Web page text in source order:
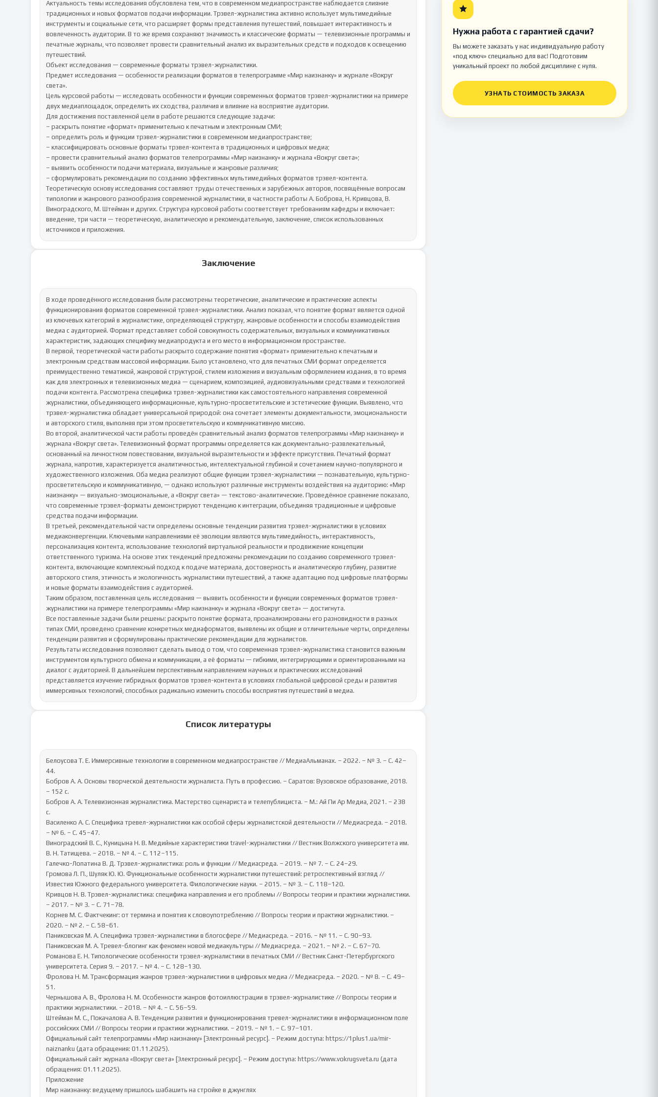
Актуальность темы исследования обусловлена тем, что в современном медиапространстве наблюдается слияние
традиционных и новых форматов подачи информации. Трэвел-журналистика активно использует мультимедийные
инструменты и социальные сети, что расширяет формы представления путешествий, повышает интерактивность и
вовлеченность аудитории. В то же время сохраняют значимость и классические форматы — телевизионные программы и
печатные журналы, что позволяет провести сравнительный анализ их выразительных средств и подходов к освещению
путешествий.
Объект исследования — современные форматы трэвел-журналистики.
Предмет исследования — особенности реализации форматов в телепрограмме «Мир наизнанку» и журнале «Вокруг
света».
Цель курсовой работы — исследовать особенности и функции современных форматов трэвел-журналистики на примере
двух медиаплощадок, определить их сходства, различия и влияние на восприятие аудитории.
Для достижения поставленной цели в работе решаются следующие задачи:
– раскрыть понятие «формат» применительно к печатным и электронным СМИ;
– определить роль и функции трэвел-журналистики в современном медиапространстве;
– классифицировать основные форматы трэвел-контента в традиционных и цифровых медиа;
– провести сравнительный анализ форматов телепрограммы «Мир наизнанку» и журнала «Вокруг света»;
– выявить особенности подачи материала, визуальные и жанровые различия;
– сформулировать рекомендации по созданию эффективных мультимедийных форматов трэвел-контента.
Теоретическую основу исследования составляют труды отечественных и зарубежных авторов, посвящённые вопросам
типологии и жанрового разнообразия современной журналистики, в частности работы А. Боброва, Н. Кривцова, В.
Виноградского, М. Штейман и других. Структура курсовой работы соответствует требованиям кафедры и включает:
введение, три части — теоретическую, аналитическую и рекомендательную, заключение, список использованных
источников и приложения.
Заключение
В ходе проведённого исследования были рассмотрены теоретические, аналитические и практические аспекты
функционирования форматов современной трэвел-журналистики. Анализ показал, что понятие формат является одной
из ключевых категорий в журналистике, определяющей структуру, жанровые особенности и способы взаимодействия
медиа с аудиторией. Формат представляет собой совокупность содержательных, визуальных и коммуникативных
характеристик, задающих специфику медиапродукта и его место в информационном пространстве.
В первой, теоретической части работы раскрыто содержание понятия «формат» применительно к печатным и
электронным средствам массовой информации. Было установлено, что для печатных СМИ формат определяется
преимущественно тематикой, жанровой структурой, стилем изложения и визуальным оформлением издания, в то время
как для электронных и телевизионных медиа — сценарием, композицией, аудиовизуальными средствами и технологией
подачи контента. Рассмотрена специфика трэвел-журналистики как самостоятельного направления современной
журналистики, объединяющего информационные, культурно-просветительские и эстетические функции. Выявлено, что
трэвел-журналистика обладает универсальной природой: она сочетает элементы документальности, эмоциональности
и авторского стиля, выполняя при этом просветительскую и коммуникативную миссию.
Во второй, аналитической части работы проведён сравнительный анализ форматов телепрограммы «Мир наизнанку» и
журнала «Вокруг света». Телевизионный формат программы определяется как документально-развлекательный,
основанный на личностном повествовании, визуальной выразительности и эффекте присутствия. Печатный формат
журнала, напротив, характеризуется аналитичностью, интеллектуальной глубиной и сочетанием научно-популярного и
художественного изложения. Оба медиа реализуют общие функции трэвел-журналистики — познавательную, культурно-
просветительскую и коммуникативную, — однако используют различные инструменты воздействия на аудиторию: «Мир
наизнанку» — визуально-эмоциональные, а «Вокруг света» — текстово-аналитические. Проведённое сравнение показало,
что современные трэвел-форматы демонстрируют тенденцию к интеграции, объединяя традиционные и цифровые
средства подачи информации.
В третьей, рекомендательной части определены основные тенденции развития трэвел-журналистики в условиях
медиаконвергенции. Ключевыми направлениями её эволюции являются мультимедийность, интерактивность,
персонализация контента, использование технологий виртуальной реальности и продвижение концепции
ответственного туризма. На основе этих тенденций предложены рекомендации по созданию современного трэвел-
контента, включающие комплексный подход к подаче материала, достоверность и аналитическую глубину, развитие
авторского стиля, этичность и экологичность журналистики путешествий, а также адаптацию под цифровые платформы
и новые форматы взаимодействия с аудиторией.
Таким образом, поставленная цель исследования — выявить особенности и функции современных форматов трэвел-
журналистики на примере телепрограммы «Мир наизнанку» и журнала «Вокруг света» — достигнута.
Все поставленные задачи были решены: раскрыто понятие формата, проанализированы его разновидности в разных
типах СМИ, проведено сравнение конкретных медиаформатов, выявлены их общие и отличительные черты, определены
тенденции развития и сформулированы практические рекомендации для журналистов.
Результаты исследования позволяют сделать вывод о том, что современная трэвел-журналистика становится важным
инструментом культурного обмена и коммуникации, а её форматы — гибкими, интегрирующими и ориентированными на
диалог с аудиторией. В дальнейшем перспективным направлением научных и практических исследований
представляется изучение гибридных форматов трэвел-контента в условиях глобальной цифровой среды и развития
иммерсивных технологий, способных радикально изменить способы восприятия путешествий в медиа.
Список литературы
Белоусова Т. Е. Иммерсивные технологии в современном медиапространстве // МедиаАльманах. – 2022. – № 3. – С. 42–
44.
Бобров А. А. Основы творческой деятельности журналиста. Путь в профессию. – Саратов: Вузовское образование, 2018.
– 152 с.
Бобров А. А. Телевизионная журналистика. Мастерство сценариста и телепублициста. – М.: Ай Пи Ар Медиа, 2021. – 238
с.
Василенко А. С. Специфика тревел-журналистики как особой сферы журналистской деятельности // Медиасреда. – 2018.
– № 6. – С. 45–47.
Виноградский В. С., Куницына Н. В. Медийные характеристики travel-журналистики // Вестник Волжского университета им.
В. Н. Татищева. – 2018. – № 4. – С. 112–115.
Галечко-Лопатина В. Д. Трэвел-журналистика: роль и функции // Медиасреда. – 2019. – № 7. – С. 24–29.
Громова Л. П., Шуляк Ю. Ю. Функциональные особенности журналистики путешествий: ретроспективный взгляд //
Известия Южного федерального университета. Филологические науки. – 2015. – № 3. – С. 118–120.
Кривцов Н. В. Трэвел-журналистика: специфика направления и его проблемы // Вопросы теории и практики журналистики.
– 2017. – № 3. – С. 71–78.
Корнев М. С. Фактчекинг: от термина и понятия к словоупотреблению // Вопросы теории и практики журналистики. –
2020. – № 2. – С. 58–61.
Паниковская М. А. Специфика трэвел-журналистики в блогосфере // Медиасреда. – 2016. – № 11. – С. 90–93.
Паниковская М. А. Тревел-блогинг как феномен новой медиакультуры // Медиасреда. – 2021. – № 2. – С. 67–70.
Романова Е. Н. Типологические особенности трэвел-журналистики в печатных СМИ // Вестник Санкт-Петербургского
университета. Серия 9. – 2017. – № 4. – С. 128–130.
Фролова Н. М. Трансформация жанров трэвел-журналистики в цифровых медиа // Медиасреда. – 2020. – № 8. – С. 49–
51.
Чернышова А. В., Фролова Н. М. Особенности жанров фотоиллюстрации в трэвел-журналистике // Вопросы теории и
практики журналистики. – 2018. – № 4. – С. 56–59.
Штейман М. С., Покачалова А. В. Тенденции развития и функционирования тревел-журналистики в информационном поле
российских СМИ // Вопросы теории и практики журналистики. – 2019. – № 1. – С. 97–101.
Официальный сайт телепрограммы «Мир наизнанку» [Электронный ресурс]. – Режим доступа: https://1plus1.ua/mir-
naiznanku (дата обращения: 01.11.2025).
Официальный сайт журнала «Вокруг света» [Электронный ресурс]. – Режим доступа: https://www.vokrugsveta.ru (дата
обращения: 01.11.2025).
Приложение
Мир наизнанку: ведущему пришлось шабашить на стройке в джунглях
Нужна работа с гарантией сдачи?
Вы можете заказать у нас индивидуальную работу
«под ключ» специально для вас! Подготовим
уникальный проект по любой дисциплине с нуля.
УЗНАТЬ СТОИМОСТЬ ЗАКАЗА